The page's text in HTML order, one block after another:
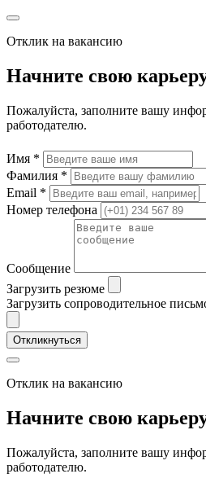
Отклик на вакансию
Начните свою
Пожалуйста, заполните вашу
работодателю.
Имя *
Фамилия *
Email *
Номер телефона
Сообщение
Загрузить резюме
Загрузить сопроводительное
Откликнуться
Отклик на вакансию
Начните свою
Пожалуйста, заполните вашу
работодателю.